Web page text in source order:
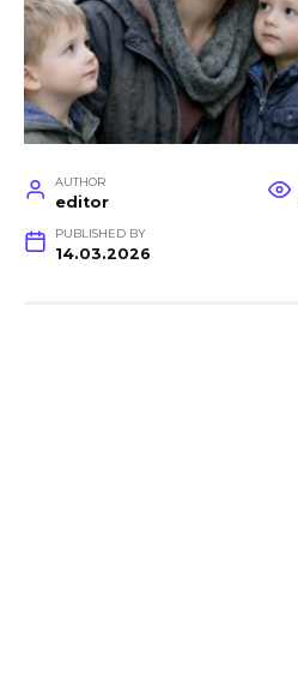
AUTHOR
editor
PUBLISHED BY
14.03.2026